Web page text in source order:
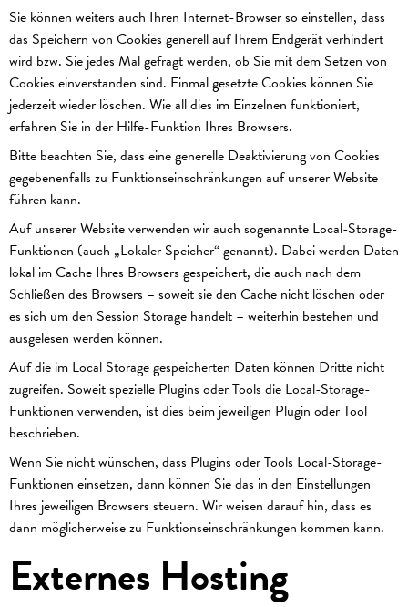
Sie können weiters auch Ihren Internet-Browser so einstellen, dass
das Speichern von Cookies generell auf Ihrem Endgerät verhindert
wird bzw. Sie jedes Mal gefragt werden, ob Sie mit dem Setzen von
Cookies einverstanden sind. Einmal gesetzte Cookies können Sie
jederzeit wieder löschen. Wie all dies im Einzelnen funktioniert,
erfahren Sie in der Hilfe-Funktion Ihres Browsers.
Bitte beachten Sie, dass eine generelle Deaktivierung von Cookies
gegebenenfalls zu Funktionseinschränkungen auf unserer Website
führen kann.
Auf unserer Website verwenden wir auch sogenannte Local-Storage-
Funktionen (auch „Lokaler Speicher“ genannt). Dabei werden Daten
lokal im Cache Ihres Browsers gespeichert, die auch nach dem
Schließen des Browsers – soweit sie den Cache nicht löschen oder
es sich um den Session Storage handelt – weiterhin bestehen und
ausgelesen werden können.
Auf die im Local Storage gespeicherten Daten können Dritte nicht
zugreifen. Soweit spezielle Plugins oder Tools die Local-Storage-
Funktionen verwenden, ist dies beim jeweiligen Plugin oder Tool
beschrieben.
Wenn Sie nicht wünschen, dass Plugins oder Tools Local-Storage-
Funktionen einsetzen, dann können Sie das in den Einstellungen
Ihres jeweiligen Browsers steuern. Wir weisen darauf hin, dass es
dann möglicherweise zu Funktionseinschränkungen kommen kann.
Externes Hosting